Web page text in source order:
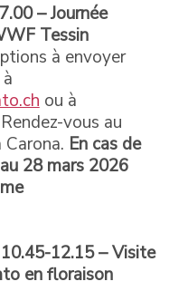
– Journée
Tessin
à envoyer
ou à
vous au
En cas de
28 mars 2026
10.45-12.15– Visite
en floraison